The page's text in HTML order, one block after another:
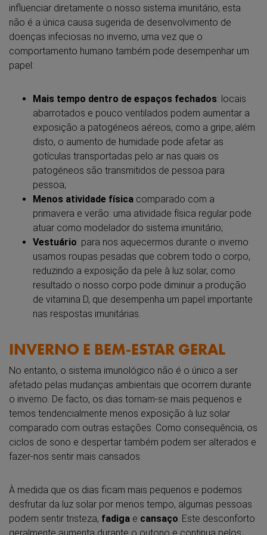
influenciar diretamente o nosso sistema imunitário, esta
não é a única causa sugerida de desenvolvimento de
doenças infeciosas no inverno, uma vez que o
comportamento humano também pode desempenhar um
papel:
Mais tempo dentro de espaços fechados: locais
abarrotados e pouco ventilados podem aumentar a
exposição a patogéneos aéreos, como a gripe; além
disto, o aumento de humidade pode afetar as
gotículas transportadas pelo ar nas quais os
patogéneos são transmitidos de pessoa para
pessoa;
Menos atividade física comparado com a
primavera e verão: uma atividade física regular pode
atuar como modelador do sistema imunitário;
Vestuário: para nos aquecermos durante o inverno
usamos roupas pesadas que cobrem todo o corpo,
reduzindo a exposição da pele à luz solar, como
resultado o nosso corpo pode diminuir a produção
de vitamina D, que desempenha um papel importante
nas respostas imunitárias.
INVERNO E BEM-ESTAR GERAL
No entanto, o sistema imunológico não é o único a ser
afetado pelas mudanças ambientais que ocorrem durante
o inverno. De facto, os dias tornam-se mais pequenos e
temos tendencialmente menos exposição à luz solar
comparado com outras estações. Como consequência, os
ciclos de sono e despertar também podem ser alterados e
fazer-nos sentir mais cansados.
À medida que os dias ficam mais pequenos e podemos
desfrutar da luz solar por menos tempo, algumas pessoas
podem sentir tristeza, fadiga e cansaço. Este desconforto